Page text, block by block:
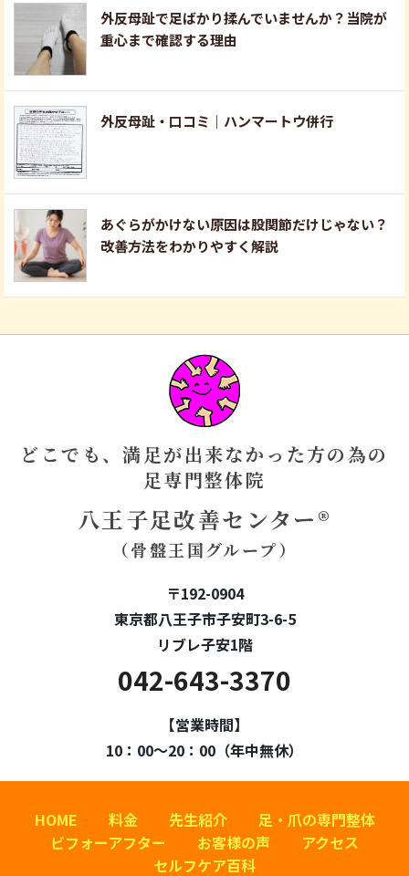
外反母趾で足ばかり揉んでいませんか？当院が
重心まで確認する理由
外反母趾・口コミ｜ハンマートウ併行
あぐらがかけない原因は股関節だけじゃない？
改善方法をわかりやすく解説
どこでも、満足が出来なかった方の為の
足専門整体院
八王子足改善センター®
（骨盤王国グループ）
〒192-0904
東京都八王子市子安町3-6-5
リブレ子安1階
042-643-3370
【営業時間】
10：00～20：00（年中無休）
HOME 料金 先生紹介
足・爪の専門整体
ビフォーアフター
お客様の声
アクセス
セルフケア百科